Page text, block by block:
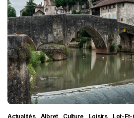
Actualités Albret Culture Loisirs Lot-Et-